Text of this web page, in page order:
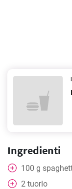
Ingredienti
100 g
2 tuorlo